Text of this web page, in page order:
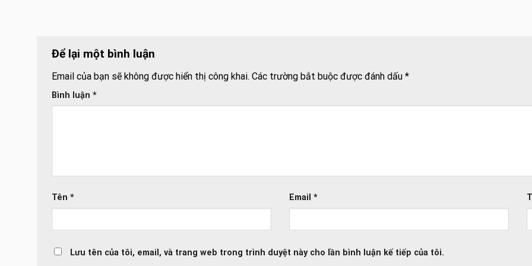
Để lại một bình luận
Email của bạn sẽ không được hiển thị công khai. Các trường bắt buộc được đánh dấu *
Bình luận *
Tên * Email *
Lưu tên của tôi, email, và trang web trong trình duyệt này cho lần bình luận kế tiếp của tôi.